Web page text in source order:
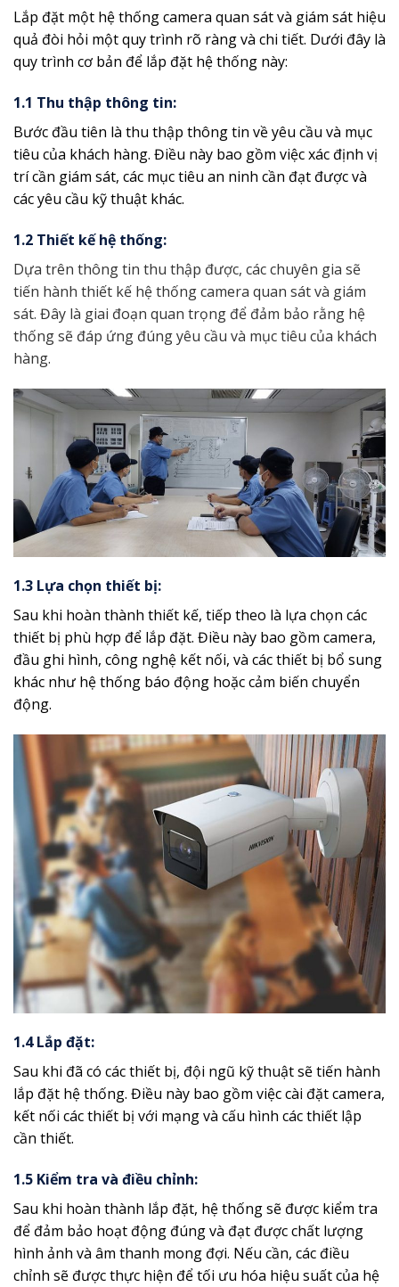
Lắp đặt một hệ thống camera quan sát và giám sát hiệu
quả đòi hỏi một quy trình rõ ràng và chi tiết. Dưới đây là
quy trình cơ bản để lắp đặt hệ thống này:
1.1 Thu thập thông tin:
Bước đầu tiên là thu thập thông tin về yêu cầu và mục
tiêu của khách hàng. Điều này bao gồm việc xác định vị
trí cần giám sát, các mục tiêu an ninh cần đạt được và
các yêu cầu kỹ thuật khác.
1.2 Thiết kế hệ thống:
Dựa trên thông tin thu thập được, các chuyên gia sẽ
tiến hành thiết kế hệ thống camera quan sát và giám
sát. Đây là giai đoạn quan trọng để đảm bảo rằng hệ
thống sẽ đáp ứng đúng yêu cầu và mục tiêu của khách
hàng.
1.3 Lựa chọn thiết bị:
Sau khi hoàn thành thiết kế, tiếp theo là lựa chọn các
thiết bị phù hợp để lắp đặt. Điều này bao gồm camera,
đầu ghi hình, công nghệ kết nối, và các thiết bị bổ sung
khác như hệ thống báo động hoặc cảm biến chuyển
động.
1.4 Lắp đặt:
Sau khi đã có các thiết bị, đội ngũ kỹ thuật sẽ tiến hành
lắp đặt hệ thống. Điều này bao gồm việc cài đặt camera,
kết nối các thiết bị với mạng và cấu hình các thiết lập
cần thiết.
1.5 Kiểm tra và điều chỉnh:
Sau khi hoàn thành lắp đặt, hệ thống sẽ được kiểm tra
để đảm bảo hoạt động đúng và đạt được chất lượng
hình ảnh và âm thanh mong đợi. Nếu cần, các điều
chỉnh sẽ được thực hiện để tối ưu hóa hiệu suất của hệ